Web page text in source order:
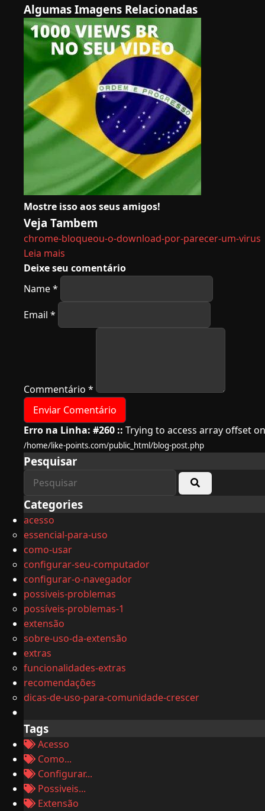
Algumas Imagens Relacionadas
Mostre isso aos seus amigos!
Veja Tambem
chrome-bloqueou-o-download-por-parecer-um-virus
Leia mais
Deixe seu comentário
Name*
Email *
Commentário *
Erro na Linha: #260 :: Trying to access array offset
/home/like-points.com/public_html/blog-post.php
Pesquisar
Categories
acesso
essencial-para-uso
como-usar
configurar-seu-computador
configurar-o-navegador
possiveis-problemas
possíveis-problemas-1
extensão
sobre-uso-da-extensão
extras
funcionalidades-extras
recomendações
dicas-de-uso-para-comunidade-crescer
Tags
Acesso
Como...
Configurar...
Possiveis...
Extensão